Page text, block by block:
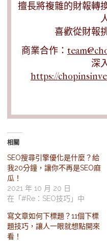
擅長將複雜的財報轉
喜歡從財報
商業合作：
深
https://
相關
SEO搜尋引擎優化是什麼？給
我20分鐘，讓你不再是SEO麻
瓜！
2021 年 10 月 20 日
在「#Re：SEO技巧」中
寫文章如何下標題？11個下標
題技巧，讓人一眼就想點開來
看！